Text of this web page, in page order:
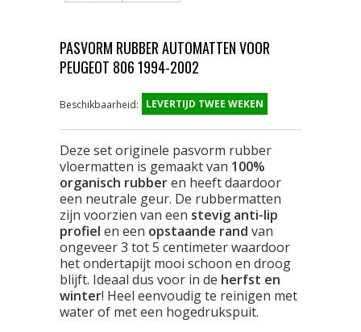
PASVORM RUBBER AUTOMATTEN VOOR
PEUGEOT 806 1994-2002
Beschikbaarheid: LEVERTIJD TWEE WEKEN
Deze set originele pasvorm rubber
vloermatten is gemaakt van 100%
organisch rubberen heeft daardoor
een neutrale geur. De rubbermatten
zijn voorzien van een stevig anti-lip
profiel en een opstaande rand van
ongeveer 3 tot 5 centimeter waardoor
het ondertapijt mooi schoon en droog
blijft. Ideaal dus voor in de herfst en
winter! Heel eenvoudig te reinigen met
water of met een hogedrukspuit.